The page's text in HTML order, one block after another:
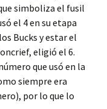
simboliza el fusil
el 4 en su etapa
Bucks y estar el
eligió el 6.
que usó en la
siempre era
por lo que lo